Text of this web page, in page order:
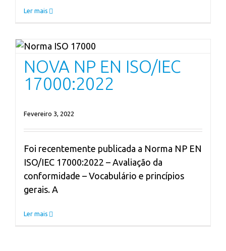
Ler mais
NOVA NP EN ISO/IEC
17000:2022
Fevereiro 3, 2022
Foi recentemente publicada a Norma NP EN
ISO/IEC 17000:2022 – Avaliação da
conformidade – Vocabulário e princípios
gerais. A
Ler mais